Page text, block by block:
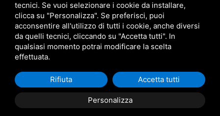
tecnici. Se vuoi selezionare i cookie da installare,
clicca su "Personalizza". Se preferisci, puoi
acconsentire all'utilizzo di tutti i cookie, anche diversi
da quelli tecnici, cliccando su "Accetta tutti". In
qualsiasi momento potrai modificare la scelta
effettuata.
Personalizza
Rifiuta Accetta tutti